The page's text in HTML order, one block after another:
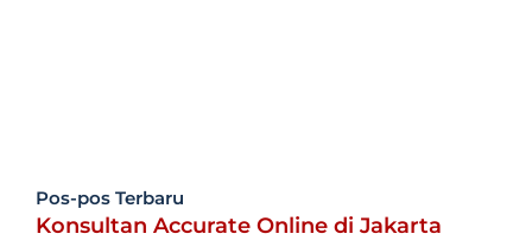
Pos-pos Terbaru
Konsultan Accurate Online di Jakarta